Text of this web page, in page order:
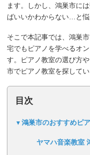
ます。しかし、鴻巣市に
ばいいかわからない…と悩
そこで本記事では、鴻巣
宅でもピアノを学べるオ
す。ピアノ教室の選び方
市でピアノ教室を探して
目次
鴻巣市のおすすめピ
ヤマハ音楽教室